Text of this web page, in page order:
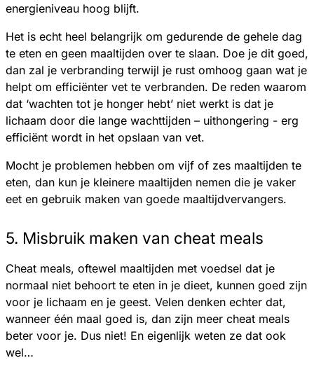
energieniveau hoog blijft.
Het is echt heel belangrijk om gedurende de gehele dag
te eten en geen maaltijden over te slaan. Doe je dit goed,
dan zal je verbranding terwijl je rust omhoog gaan wat je
helpt om efficiënter vet te verbranden. De reden waarom
dat ‘wachten tot je honger hebt’ niet werkt is dat je
lichaam door die lange wachttijden – uithongering - erg
efficiënt wordt in het opslaan van vet.
Mocht je problemen hebben om vijf of zes maaltijden te
eten, dan kun je kleinere maaltijden nemen die je vaker
eet en gebruik maken van goede maaltijdvervangers.
5. Misbruik maken van cheat meals
Cheat meals, oftewel maaltijden met voedsel dat je
normaal niet behoort te eten in je dieet, kunnen goed zijn
voor je lichaam en je geest. Velen denken echter dat,
wanneer één maal goed is, dan zijn meer cheat meals
beter voor je. Dus niet! En eigenlijk weten ze dat ook
wel…